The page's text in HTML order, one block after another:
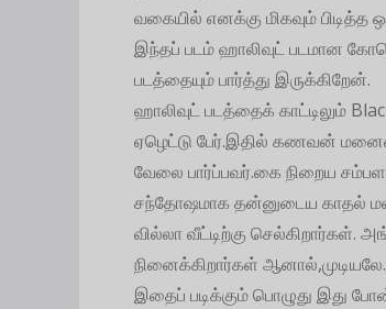
வகையில் எனக்கு மிகவும் பிடித்த
இந்தப் படம் ஹாலிவுட் படமான
படத்தையும் பார்த்து இருக்கிறேன்.
ஹாலிவுட் படத்தைக் காட்டிலும்
ஏழெட்டு பேர்.இதில் கணவன்
வேலை பார்ப்பவர்.கை நிறைய
சந்தோஷமாக தன்னுடைய காதல்
வில்லா வீட்டிற்கு செல்கிறார்கள்.
நினைக்கிறார்கள் ஆனால்,முடியலே.
இதைப் படிக்கும் பொழுது இது